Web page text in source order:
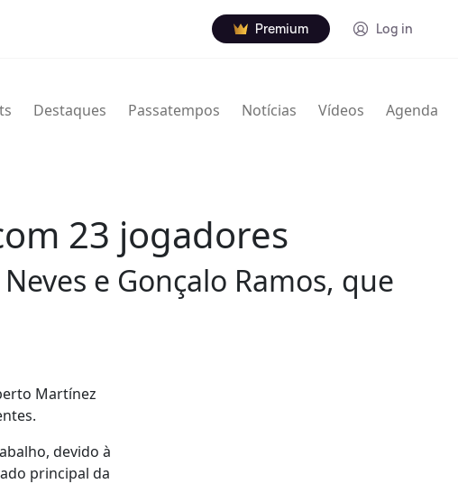
Premium Log in
Destaques Passatempos Notícias Vídeos Agenda
23 jogadores
e Gonçalo Ramos, que
Martínez
devido à
principal da